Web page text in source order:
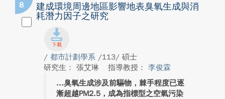
8
建成環境周邊地區影響地表臭氧生成與消
耗潛力因子之研究
/ 都市計劃學系 /113/ 碩士
研究生： 張艾琳
指導教授： 李俊霖
臭氧生成涉及前驅物，棘手程度已逐
漸超越PM2.5，成為指標型之空氣污染